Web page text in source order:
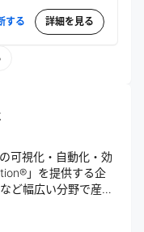
する 詳細を見る
可視化・自動化・効
」を提供する企
ど幅広い分野で産業
は、変えられる」を
化し、複雑な課題を